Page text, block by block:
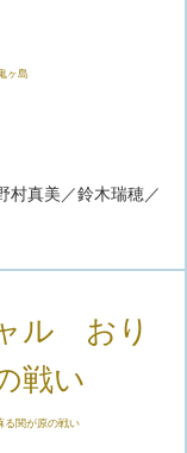
村真美／鈴木瑞穂／
ル おり
戦い